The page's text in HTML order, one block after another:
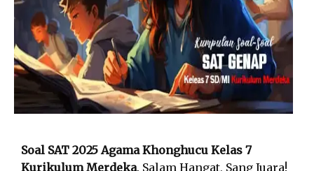
Soal SAT 2025 Agama Khonghucu Kelas 7
Kurikulum Merdeka. Salam Hangat, Sang Juara!